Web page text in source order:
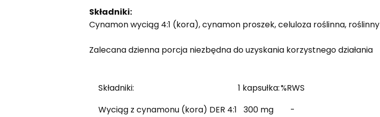
Składniki:
Cynamon wyciąg 4:1 (kora), cynamon proszek, celuloza roślinna,
Zalecana dzienna porcja niezbędna do uzyskania korzystnego działania
Składniki: 1 kapsułka:%RWS
Wyciąg z cynamonu (kora) DER 4:1
300 mg
-